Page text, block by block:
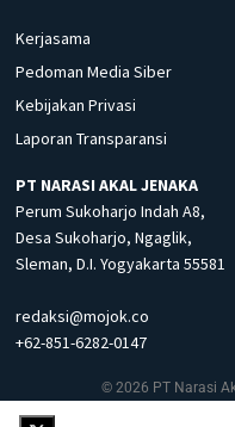
Kerjasama
Pedoman Media Siber
Kebijakan Privasi
Laporan Transparansi
PT NARASI AKAL JENAKA
Perum Sukoharjo Indah A8,
Desa Sukoharjo, Ngaglik,
Sleman, D.I. Yogyakarta 55581
redaksi@mojok.co
+62-851-6282-0147
© 2026 PT Narasi